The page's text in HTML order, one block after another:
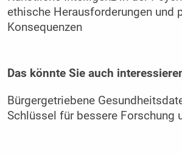
ethische Herausforderungen und
Konsequenzen
Das könnte Sie auch
Bürgergetriebene
Schlüssel für bessere Forschung